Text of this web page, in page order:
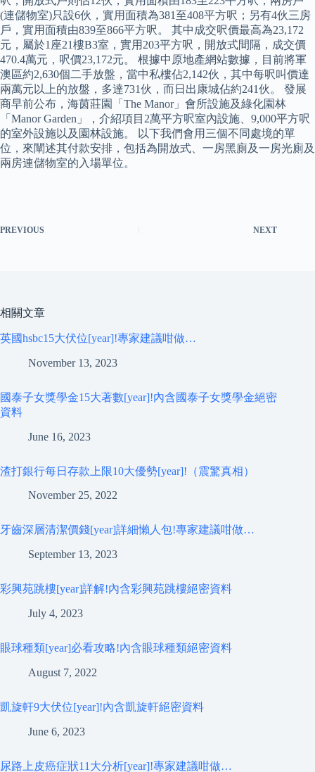
(連儲物室)只設6伙，實用面積為381至408平方呎；另有4伙三房
戶，實用面積由839至866平方呎。 其中成交呎價最高為23,172
元，屬於1座21樓B3室，實用203平方呎，開放式間隔，成交價
470.4萬元，呎價23,172元。 根據中原地產網站數據，目前將軍
澳區約2,630個二手放盤，當中私樓佔2,142伙，其中每呎叫價達
兩萬元以上的放盤，多達731伙，而日出康城佔約241伙。 發展
商早前公布，海茵莊園「The Manor」會所設施及綠化園林
「Manor Garden」，介紹項目2萬平方呎室內設施、9,000平方呎
的室外設施以及園林設施。 以下我們會用三個不同處境的單
位，來闡述其付款安排，包括為開放式、一房黑廁及一房光廁及
兩房連儲物室的入場單位。
PREVIOUS NEXT
相關文章
英國hsbc15大伏位[year]!專家建議咁做…
November 13, 2023
國泰子女獎學金15大著數[year]!內含國泰子女獎學金絕密
資料
June 16, 2023
渣打銀行每日存款上限10大優勢[year]!（震驚真相）
November 25, 2022
牙齒深層清潔價錢[year]詳細懶人包!專家建議咁做…
September 13, 2023
彩興苑跳樓[year]詳解!內含彩興苑跳樓絕密資料
July 4, 2023
眼球種類[year]必看攻略!內含眼球種類絕密資料
August 7, 2022
凱旋軒9大伏位[year]!內含凱旋軒絕密資料
June 6, 2023
尿路上皮癌症狀11大分析[year]!專家建議咁做…